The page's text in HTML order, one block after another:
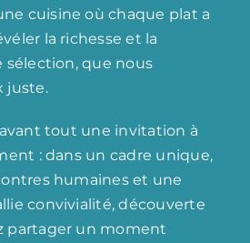
cuisine où chaque plat a
la richesse et la
que nous
juste.
tout une invitation à
: dans un cadre unique,
humaines et une
convivialité, découverte
partager un moment